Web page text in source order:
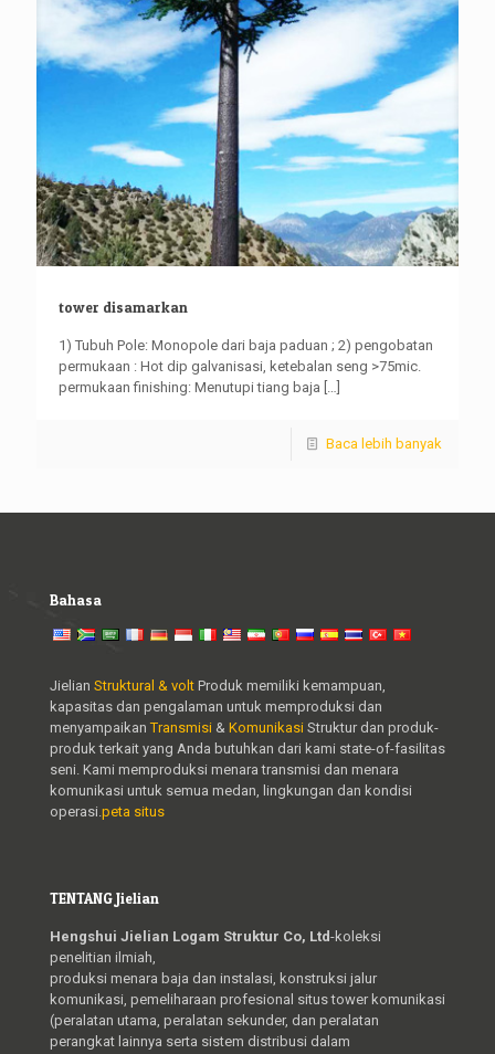
tower disamarkan
1) Tubuh Pole: Monopole dari baja paduan ; 2) pengobatan
permukaan : Hot dip galvanisasi, ketebalan seng >75mic.
permukaan finishing: Menutupi tiang baja […]
Baca lebih banyak
Bahasa
Jielian Struktural & volt Produk memiliki kemampuan,
kapasitas dan pengalaman untuk memproduksi dan
menyampaikanTransmisi & Komunikasi Struktur dan produk-
produk terkait yang Anda butuhkan dari kami state-of-fasilitas
seni. Kami memproduksi menara transmisi dan menara
komunikasi untuk semua medan, lingkungan dan kondisi
operasi.peta situs
TENTANG Jielian
Hengshui Jielian Logam Struktur Co, Ltd-koleksi
penelitian ilmiah,
produksi menara baja dan instalasi, konstruksi jalur
komunikasi, pemeliharaan profesional situs tower komunikasi
(peralatan utama, peralatan sekunder, dan peralatan
perangkat lainnya serta sistem distribusi dalam